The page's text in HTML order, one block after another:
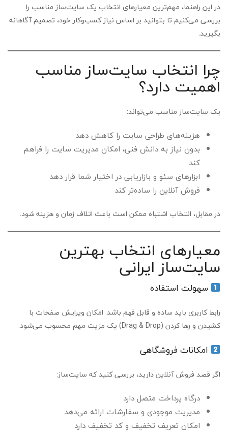
در این راهنما، مهم‌ترین معیارهای انتخاب یک سایت‌ساز مناسب را
بررسی می‌کنیم تا بتوانید بر اساس نیاز کسب‌وکار خود، تصمیم آگاهانه
بگیرید.
چرا انتخاب سایت‌ساز مناسب
اهمیت دارد؟
یک سایت‌ساز مناسب می‌تواند:
هزینه‌های طراحی سایت را کاهش دهد
بدون نیاز به دانش فنی، امکان مدیریت سایت را فراهم
کند
ابزارهای سئو و بازاریابی در اختیار شما قرار دهد
فروش آنلاین را ساده‌تر کند
در مقابل، انتخاب اشتباه ممکن است باعث اتلاف زمان و هزینه شود.
معیارهای انتخاب بهترین
سایت‌ساز ایرانی
سهولت استفاده
رابط کاربری باید ساده و قابل فهم باشد. امکان ویرایش صفحات با
کشیدن و رها کردن (Drag & Drop) یک مزیت مهم محسوب می‌شود.
امکانات فروشگاهی
اگر قصد فروش آنلاین دارید، بررسی کنید که سایت‌ساز:
درگاه پرداخت متصل دارد
مدیریت موجودی و سفارشات ارائه می‌دهد
امکان تعریف تخفیف و کد تخفیف دارد